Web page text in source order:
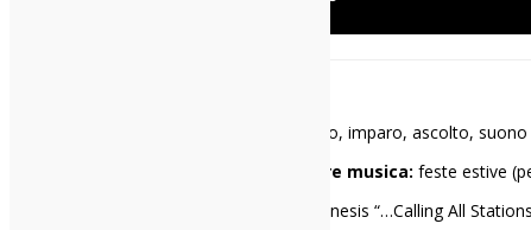
insegno, imparo, ascolto, suono
I miei 3 locali preferiti per ascoltare musica: feste estive
Genesis “…Calling All